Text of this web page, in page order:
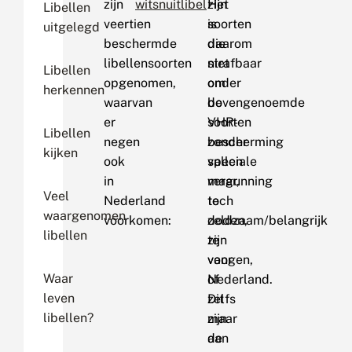
Libellen
uitgelegd
Libellen
herkennen
Libellen
kijken
Veel
waargenomen
libellen
Waar
leven
libellen?
zijn
veertien
beschermde
libellensoorten
opgenomen,
waarvan
er
negen
ook
in
Nederland
voorkomen:
witsnuitlibelHet
is
daarom
strafbaar
om
bovengenoemde
soorten
zonder
speciale
vergunning
te
doden,
te
vangen,
of
zelfs
maar
aan
zijn
soorten
die
niet
onder
de
VHR-
bescherming
vallen
maar,
toch
zeldzaam/belangrijk
zijn
voor
Nederland.
Dit
zijn
de